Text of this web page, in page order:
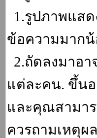
1.รูปภาพแส
ข้อความมากน้
2.ถัดลงมาอ
แต่ละคน. ขึ้นอ
และคุณสามา
ควรถามเหตุผ